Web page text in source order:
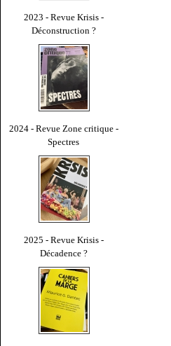
2023 - Revue Krisis -
Déconstruction ?
2024 - Revue Zone critique -
Spectres
2025 - Revue Krisis -
Décadence ?